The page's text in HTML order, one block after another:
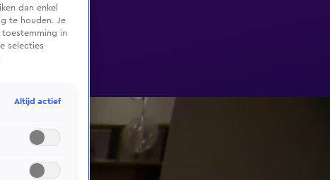
dan enkel
te houden. Je
in
selecties
Altijd actief